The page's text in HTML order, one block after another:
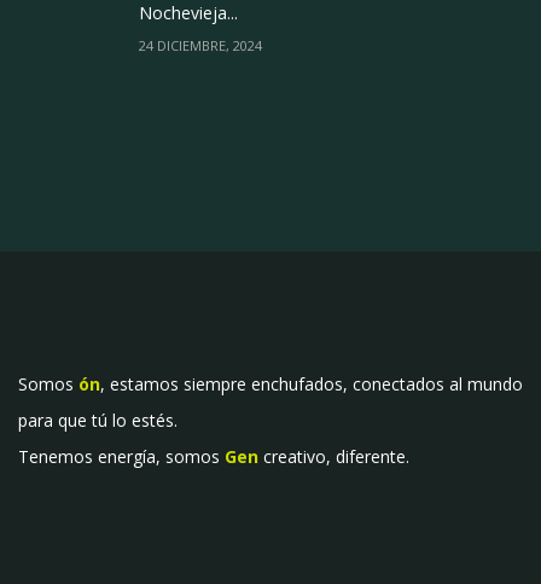
Nochevieja...
24 DICIEMBRE, 2024
Somos ón, estamos siempre enchufados, conectados al mundo
para que tú lo estés.
Tenemos energía, somos Gen creativo, diferente.